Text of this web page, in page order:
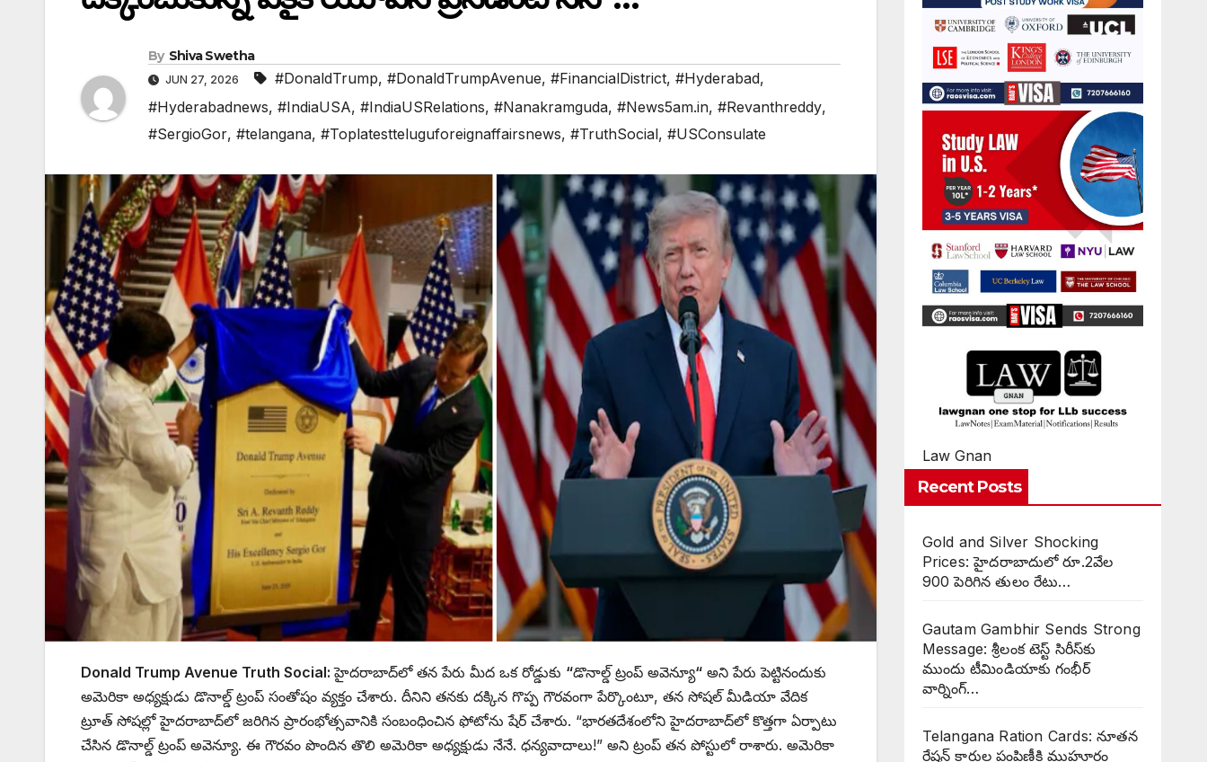
By Shiva Swetha
JUN 27, 2026 #DonaldTrump, #DonaldTrumpAvenue, #FinancialDistrict, #Hyderabad,
#Hyderabadnews, #IndiaUSA, #IndiaUSRelations, #Nanakramguda, #News5am.in, #Revanthreddy,
#SergioGor, #telangana, #Toplatestteluguforeignaffairsnews, #TruthSocial, #USConsulate
Donald Trump Avenue Truth Social:హైదరాబాద్‌లో తన పేరు మీద ఒక రోడ్డుకు “డొనాల్డ్ ట్రంప్ అవెన్యూ“ అని పేరు పెట్టినందుకు
అమెరికా అధ్యక్షుడు డొనాల్డ్ ట్రంప్ సంతోషం వ్యక్తం చేశారు. దీనిని తనకు దక్కిన గొప్ప గౌరవంగా పేర్కొంటూ, తన సోషల్ మీడియా వేదిక
ట్రూత్ సోషల్లో హైదరాబాద్‌లో జరిగిన ప్రారంభోత్సవానికి సంబంధించిన ఫోటోను షేర్ చేశారు. “భారతదేశంలోని హైదరాబాద్‌లో కొత్తగా ఏర్పాటు
చేసిన డొనాల్డ్ ట్రంప్ అవెన్యూ. ఈ గౌరవం పొందిన తొలి అమెరికా అధ్యక్షుడు నేనే. ధన్యవాదాలు!” అని ట్రంప్ తన పోస్టులో రాశారు. అమెరికా
Law Gnan
Recent Posts
Gold and Silver Shocking
Prices: హైదరాబాదులో రూ.2వేల
900 పెరిగిన తులం రేటు…
Gautam Gambhir Sends Strong
Message: శ్రీలంక టెస్ట్ సిరీస్‌కు
ముందు టీమిండియాకు గంభీర్
వార్నింగ్…
Telangana Ration Cards: నూతన
రేషన్ కార్డుల పంపిణీకి ముహూర్తం